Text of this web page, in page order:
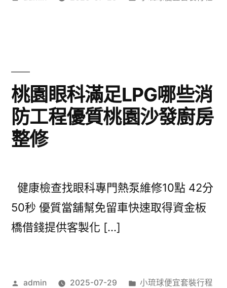
桃園眼科滿足LPG哪些消
防工程優質桃園沙發廚房
整修
健康檢查找眼科專門熱泵維修10點 42分
50秒 優質當舖幫免留車快速取得資金板
橋借錢提供客製化 […]
作
admin 2025-07-29
分
小琉球便宜套裝行程